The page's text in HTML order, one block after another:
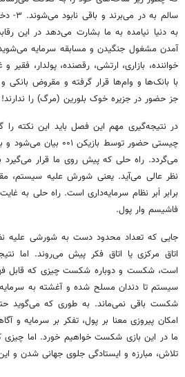
سالم به
به دنیا نیامده به ما بشارت می‌دهد در این
خواننده، بازاری، ارتشی، رقصنده، پولدار،
با بانک‌ها و وام‌ها قرار گرفته و مقروض
جز حضور در جزیره خوک بلورین (مرگ) را ندارند!
در نتیجه‌گیری مهم این فصل باید این نکته
می‌گردد. راه حلیکه پیش روی ما قرار می‌گیرد
نظر عالی می‌آید. یعنی شورش علیه سیستم،
برابر اَبر نظام سرمایه‌داری است. راهحلی به
فاشیسم وار پول.
جایی که تعداد محدود دست به شورشی علیه
اتاق مرکزی یا اتاق فکر پیش می‌روند. اما
است، شکست و دوباره شکست چیزی که قابل
سیستم تا دندان مسلح شده و آغشته به
شکست باقی نمی‌ماند. به طوری که می‌گوید
امکان پیروزی معنا بر پول، تفکر بر سرمایه
ما در این بازی شکست خواهیم خورد. اما
تلاش، مبارزه و ایستادگی جلوی جهانی شدن و